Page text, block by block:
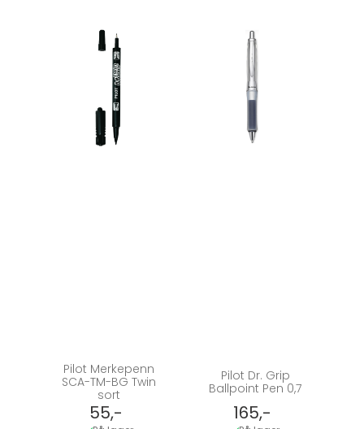
Pilot Merkepenn
SCA-TM-BG Twin
sort
55,-
Pilot Dr. Grip
Ballpoint Pen 0,7
165,-